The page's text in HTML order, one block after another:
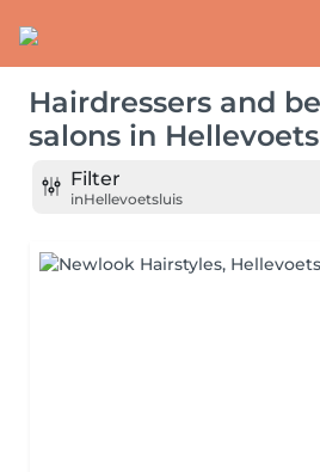
Hairdressers and
salons in
Filter
inHellevoetsluis